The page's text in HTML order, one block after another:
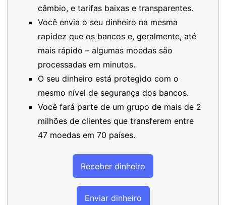
câmbio, e tarifas baixas e transparentes.
Você envia o seu dinheiro na mesma
rapidez que os bancos e, geralmente, até
mais rápido – algumas moedas são
processadas em minutos.
O seu dinheiro está protegido com o
mesmo nível de segurança dos bancos.
Você fará parte de um grupo de mais de 2
milhões de clientes que transferem entre
47 moedas em 70 países.
Receber dinheiro
Enviar dinheiro